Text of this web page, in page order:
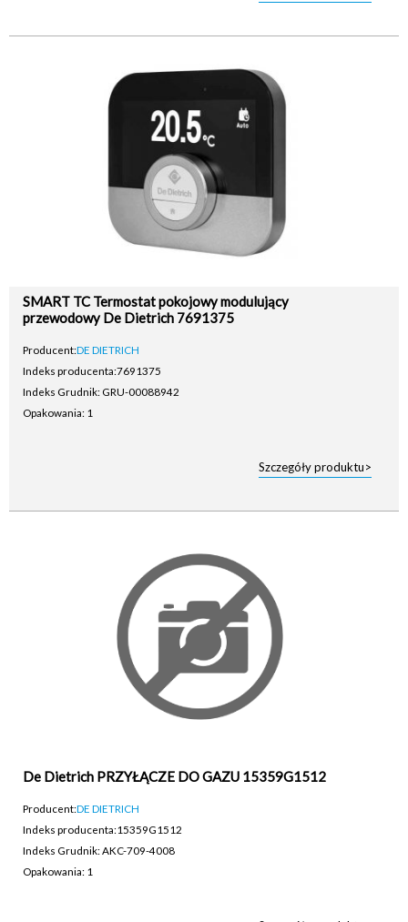
SMART TC Termostat pokojowy modulujący
przewodowy De Dietrich 7691375
Producent:DE DIETRICH
Indeks producenta:7691375
Indeks Grudnik: GRU-00088942
Opakowania: 1
Szczegóły produktu>
De Dietrich PRZYŁĄCZE DO GAZU 15359G1512
Producent:DE DIETRICH
Indeks producenta:15359G1512
Indeks Grudnik: AKC-709-4008
Opakowania: 1